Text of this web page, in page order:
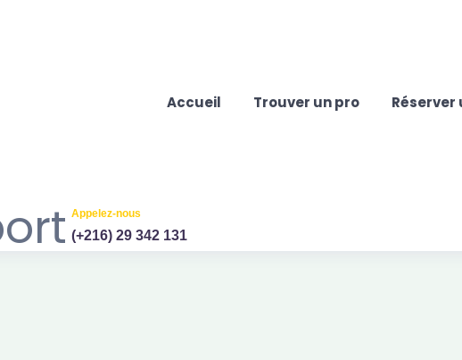
Accueil Trouver un pro Réserver
Appelez-nous
(+216) 29 342 131